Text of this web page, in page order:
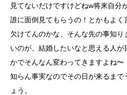
見てないだけですけどねw将来自分
誰に面倒見てもらうの！とかもよ
欠けてんのかな、そんな先の事知り
いのが、結婚したいなと思える人
かでそんなん変わってきますよね
知らん事実なのでその日が来るまで
ょう。